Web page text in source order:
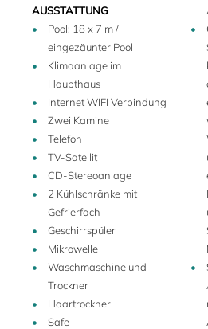
Der weitläufige und panoramische
umgeben von duftenden
eingebettet in den aufwendig
dem Pool befindet sich ein
Sommerwohnzimmer,
Fitnessraum. Zur Sicherheit der
eingezäunt. Unter der Pergola,
befindet sich ein Weinkeller mit
hochwertiger italienischer Weine.
Gäste einen Spielplatz, eine
Tischtennisplatte und einen Grill
Die Eigentümer wohnen auf dem
Privatgrundstück und können
Wissen und ihrer herzlichen
Auf Anfrage können sie
Abendessen, Babysitter,
Kochdienste und Weinproben
AUSSTATTUNG
Pool: 18 x 7 m /
eingezäunter Pool
Klimaanlage im
Haupthaus
Internet WIFI Verbindung
Zwei Kamine
Telefon
TV-Satellit
CD-Stereoanlage
2 Kühlschränke mit
Gefrierfach
Geschirrspüler
Mikrowelle
Waschmaschine und
Trockner
Haartrockner
Safe